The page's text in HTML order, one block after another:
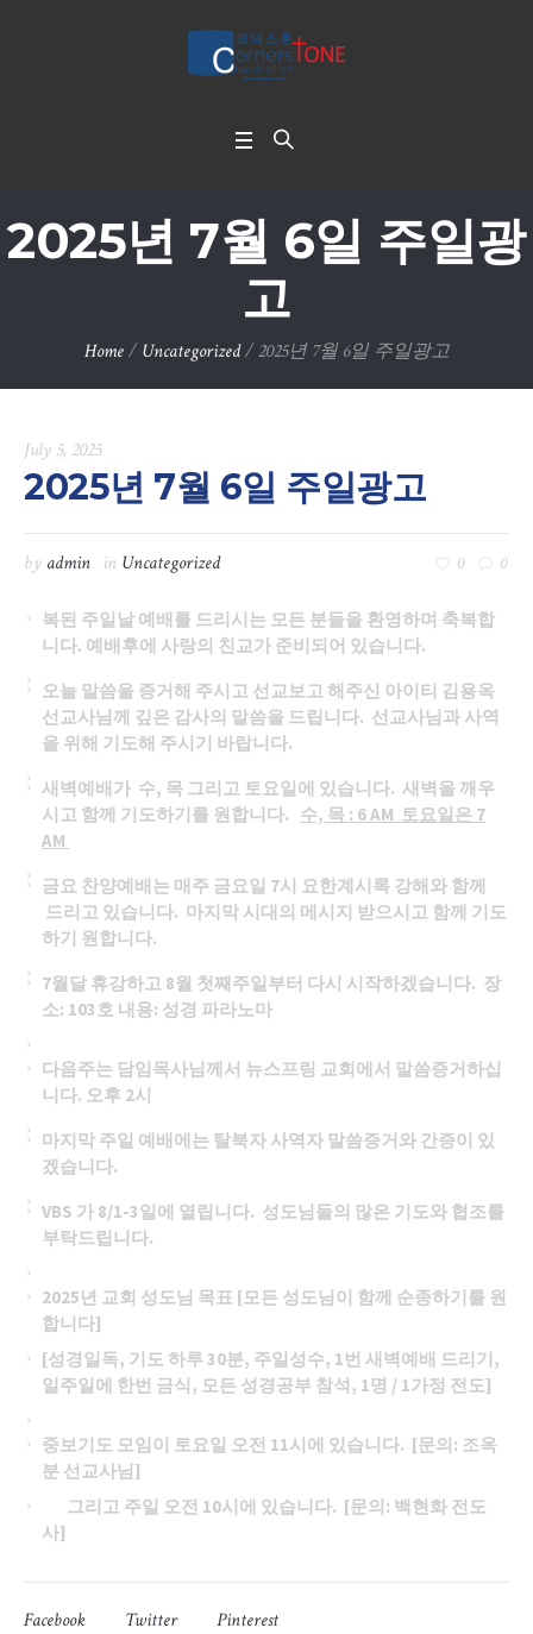
2025년 7월 6일 주일광
고
Home / Uncategorized /2025년 7월 6일 주일광고
July 5, 2025
2025년 7월 6일 주일광고
by admin in Uncategorized 0 0
복된 주일날 예배를 드리시는 모든 분들을 환영하며 축복합
니다. 예배후에 사랑의 친교가 준비되어 있습니다.
오늘 말씀을 증거해 주시고 선교보고 해주신 아이티 김용옥
선교사님께 깊은 감사의 말씀을 드립니다. 선교사님과 사역
을 위해 기도해 주시기 바랍니다.
새벽예배가 수, 목 그리고 토요일에 있습니다. 새벽을 깨우
시고 함께 기도하기를 원합니다. 수, 목 : 6 AM 토요일은 7
AM
금요 찬양예배는 매주 금요일 7시 요한계시록 강해와 함께
드리고 있습니다. 마지막 시대의 메시지 받으시고 함께 기도
하기 원합니다.
7월달 휴강하고 8월 첫째주일부터 다시 시작하겠습니다. 장
소: 103호 내용: 성경 파라노마
다음주는 담임목사님께서 뉴스프링 교회에서 말씀증거하십
니다. 오후 2시
마지막 주일 예배에는 탈북자 사역자 말씀증거와 간증이 있
겠습니다.
VBS 가 8/1-3일에 열립니다. 성도님들의 많은 기도와 협조를
부탁드립니다.
2025년 교회 성도님 목표 [모든 성도님이 함께 순종하기를 원
합니다]
[성경일독, 기도 하루 30분, 주일성수, 1번 새벽예배 드리기,
일주일에 한번 금식, 모든 성경공부 참석, 1명 / 1가정 전도]
중보기도 모임이 토요일 오전 11시에 있습니다. [문의: 조옥
분 선교사님]
그리고 주일 오전 10시에 있습니다. [문의: 백현화 전도
사]
Facebook Twitter Pinterest